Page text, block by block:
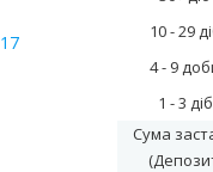
10 - 29
4 - 9
1 - 3 діб
Сума